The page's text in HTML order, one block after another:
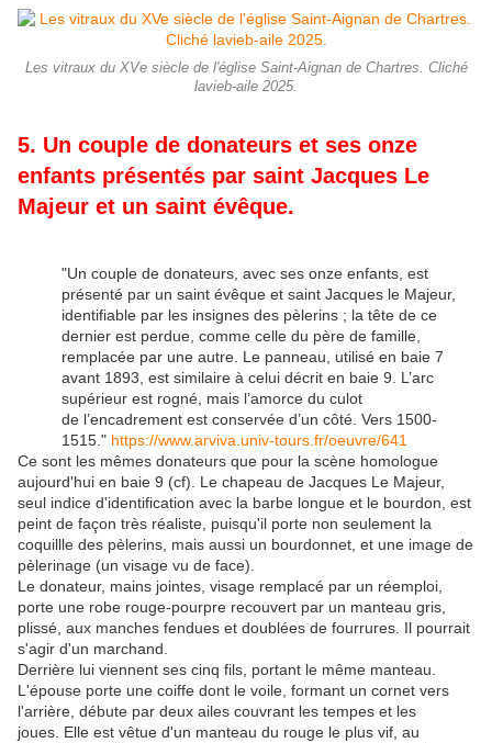
Les vitraux du XVe siècle de l'église Saint-Aignan de Chartres. Cliché
lavieb-aile 2025.
5. Un couple de donateurs et ses onze
enfants présentés par saint Jacques Le
Majeur et un saint évêque.
"Un couple de donateurs, avec ses onze enfants, est
présenté par un saint évêque et saint Jacques le Majeur,
identifiable par les insignes des pèlerins ; la tête de ce
dernier est perdue, comme celle du père de famille,
remplacée par une autre. Le panneau, utilisé en baie 7
avant 1893, est similaire à celui décrit en baie 9. L’arc
supérieur est rogné, mais l’amorce du culot
de l’encadrement est conservée d’un côté. Vers 1500-
1515." https://www.arviva.univ-tours.fr/oeuvre/641
Ce sont les mêmes donateurs que pour la scène homologue
aujourd'hui en baie 9 (cf). Le chapeau de Jacques Le Majeur,
seul indice d'identification avec la barbe longue et le bourdon, est
peint de façon très réaliste, puisqu'il porte non seulement la
coquillle des pèlerins, mais aussi un bourdonnet, et une image de
pèlerinage (un visage vu de face).
Le donateur, mains jointes, visage remplacé par un réemploi,
porte une robe rouge-pourpre recouvert par un manteau gris,
plissé, aux manches fendues et doublées de fourrures. Il pourrait
s'agir d'un marchand.
Derrière lui viennent ses cinq fils, portant le même manteau.
L'épouse porte une coiffe dont le voile, formant un cornet vers
l'arrière, débute par deux ailes couvrant les tempes et les
joues. Elle est vêtue d'un manteau du rouge le plus vif, au